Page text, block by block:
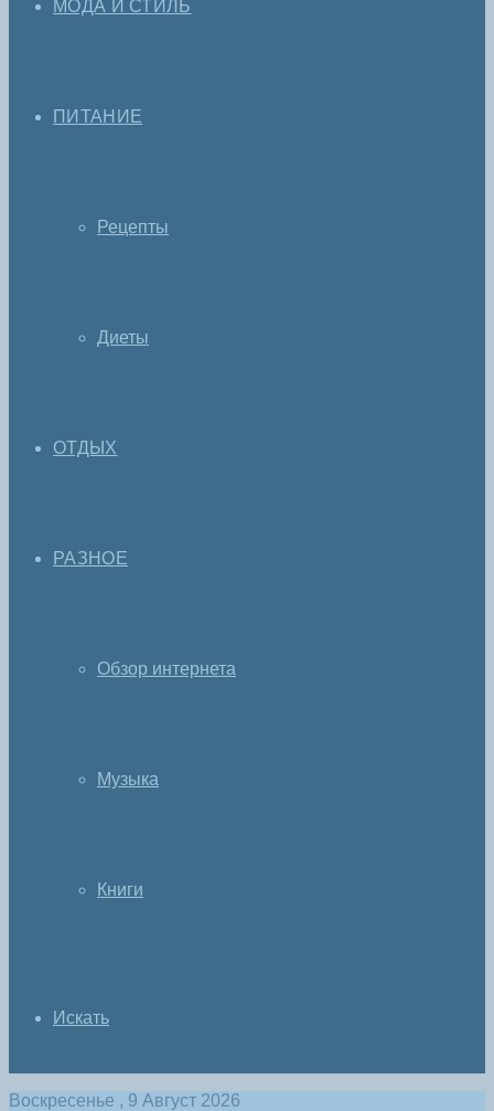
МОДА И СТИЛЬ
ПИТАНИЕ
Рецепты
Диеты
ОТДЫХ
РАЗНОЕ
Обзор интернета
Музыка
Книги
Искать
Воскресенье , 9 Август 2026